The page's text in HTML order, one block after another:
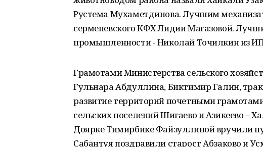
Рустема Мухаметдинова. Лучшим
серменевского КФХ Лидии Магазовой.
промышленности - Николай Точилкин из
Грамотами Министерства сельского
Гульнара Абдуллина, Биктимир Галин,
развитие территорий почетными
сельских поселений Шигаево и Азикеево –
Доярке Тимирбике Файзуллиной вручили
Сабантуя поздравили старост Абзаково и